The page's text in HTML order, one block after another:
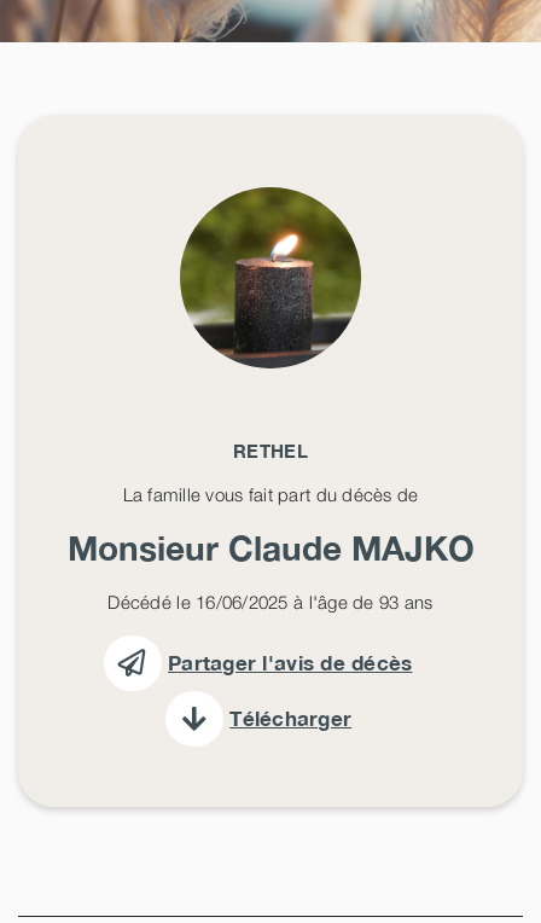
RETHEL
La famille vous fait part du décès de
Monsieur Claude MAJKO
Décédé le 16/06/2025 à l'âge de 93 ans
Partager l'avis de décès
Télécharger